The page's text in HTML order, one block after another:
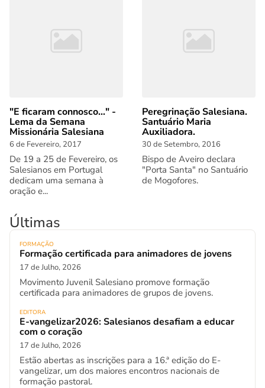
"E ficaram connosco..." -
Lema da Semana
Missionária Salesiana
6 de Fevereiro, 2017
De 19 a 25 de Fevereiro, os
Salesianos em Portugal
dedicam uma semana à
oração e...
Peregrinação Salesiana.
Santuário Maria
Auxiliadora.
30 de Setembro, 2016
Bispo de Aveiro declara
"Porta Santa" no Santuário
de Mogofores.
Últimas
FORMAÇÃO
Formação certificada para animadores de jovens
17 de Julho, 2026
Movimento Juvenil Salesiano promove formação
certificada para animadores de grupos de jovens.
EDITORA
E-vangelizar2026: Salesianos desafiam a educar
com o coração
17 de Julho, 2026
Estão abertas as inscrições para a 16.ª edição do E-
vangelizar, um dos maiores encontros nacionais de
formação pastoral.